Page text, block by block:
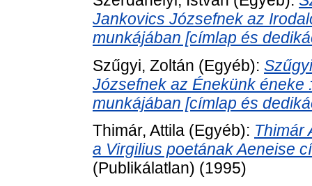
Jankovics Józsefnek az
munkájában [címlap és
Szűgyi, Zoltán (Egyéb):
Józsefnek az Énekünk
munkájában [címlap és
Thimár, Attila (Egyéb): Thimár
a Virgilius poetának Aeneise
(Publikálatlan) (1995)